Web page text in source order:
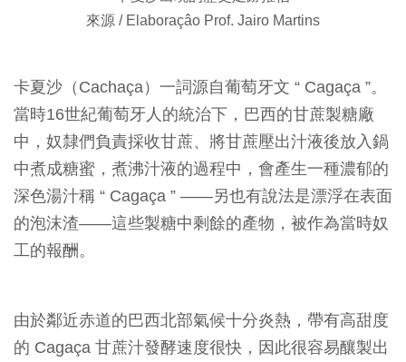
來源 / Elaboraçâo Prof. Jairo Martins
卡夏沙（Cachaça）一詞源自葡萄牙文 “ Cagaça ”。
當時16世紀葡萄牙人的統治下，巴西的甘蔗製糖廠
中，奴隸們負責採收甘蔗、將甘蔗壓出汁液後放入鍋
中煮成糖蜜，煮沸汁液的過程中，會產生一種濃郁的
深色湯汁稱 “ Cagaça ” ——另也有說法是漂浮在表面
的泡沫渣——這些製糖中剩餘的產物，被作為當時奴
工的報酬。
由於鄰近赤道的巴西北部氣候十分炎熱，帶有高甜度
的 Cagaça 甘蔗汁發酵速度很快，因此很容易釀製出